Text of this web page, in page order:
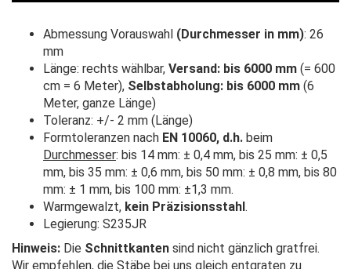
Abmessung Vorauswahl (Durchmesser in mm): 26
mm
Länge: rechts wählbar, Versand: bis 6000 mm (= 600
cm = 6 Meter), Selbstabholung: bis 6000 mm (6
Meter, ganze Länge)
Toleranz: +/- 2 mm (Länge)
Formtoleranzen nach EN 10060, d.h. beim
Durchmesser: bis 14 mm: ± 0,4 mm, bis 25 mm: ± 0,5
mm, bis 35 mm: ± 0,6 mm, bis 50 mm: ± 0,8 mm, bis 80
mm: ± 1 mm, bis 100 mm: ±1,3 mm.
Warmgewalzt, kein Präzisionsstahl.
Legierung: S235JR
Hinweis: Die Schnittkanten sind nicht gänzlich gratfrei.
Wir empfehlen, die Stäbe bei uns gleich entgraten zu